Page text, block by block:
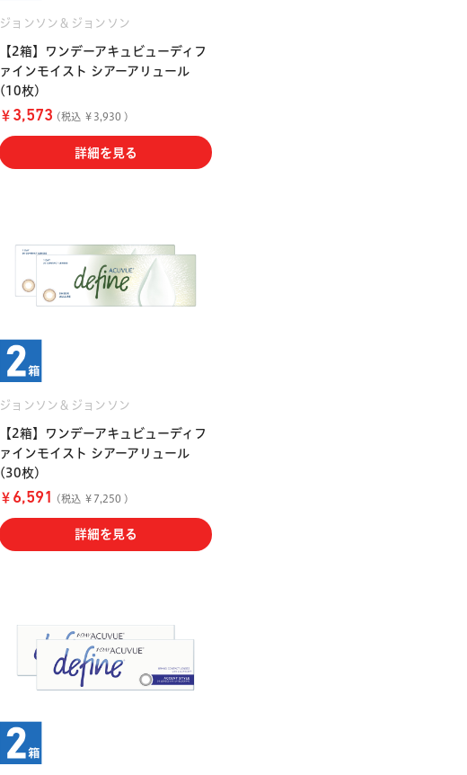
ジョンソン＆ジョンソン
【2箱】ワンデーアキュビューディフ
ァインモイスト シアーアリュール
(10枚)
￥ 3,573 (税込 ￥3,930 )
詳細を見る
ジョンソン＆ジョンソン
【2箱】ワンデーアキュビューディフ
ァインモイスト シアーアリュール
(30枚)
￥ 6,591 (税込 ￥7,250 )
詳細を見る